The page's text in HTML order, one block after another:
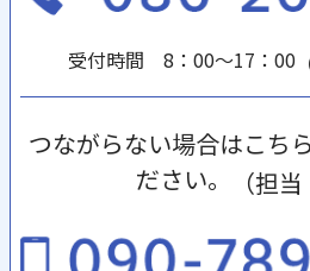
受付時間 8：00～17：00
つながらない場合はこち
ださい。
（担